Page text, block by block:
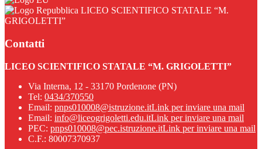
LICEO SCIENTIFICO STATALE “M.
GRIGOLETTI”
Contatti
LICEO SCIENTIFICO STATALE “M. GRIGOLETTI”
Via Interna, 12 - 33170 Pordenone (PN)
Tel: 0434/370550
Email: pnps010008@istruzione.itLink per inviare una mail
Email: info@liceogrigoletti.edu.itLink per inviare una mail
PEC: pnps010008@pec.istruzione.itLink per inviare una mail
C.F.: 80007370937